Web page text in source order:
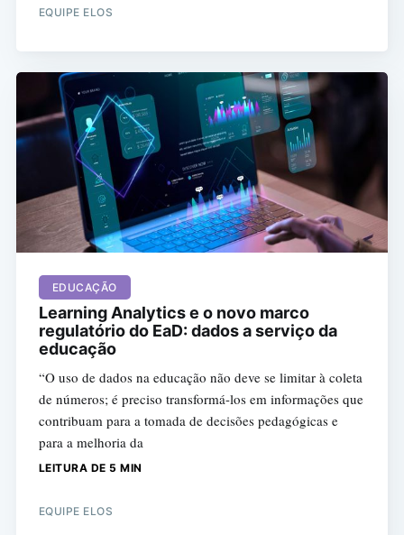
EQUIPE ELOS
EDUCAÇÃO
Learning Analytics e o novo marco
regulatório do EaD: dados a serviço da
educação
“O uso de dados na educação não deve se limitar à coleta
de números; é preciso transformá-los em informações que
contribuam para a tomada de decisões pedagógicas e
para a melhoria da
LEITURA DE 5 MIN
EQUIPE ELOS